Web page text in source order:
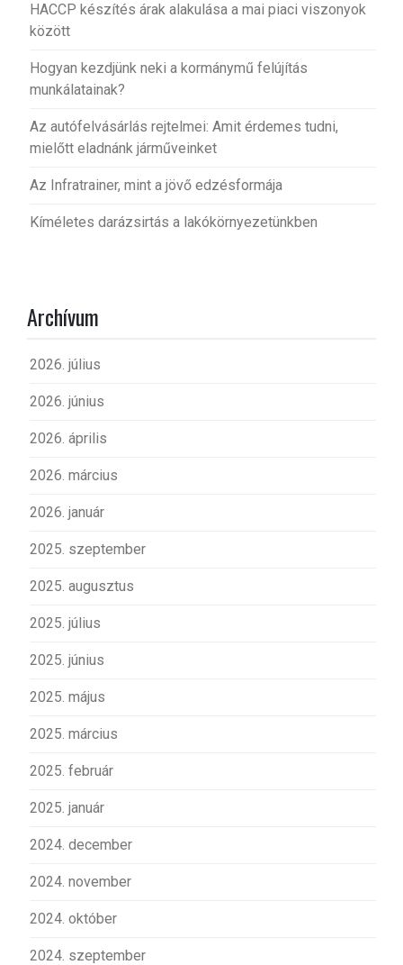
HACCP készítés árak alakulása a mai piaci viszonyok
között
Hogyan kezdjünk neki a kormánymű felújítás
munkálatainak?
Az autófelvásárlás rejtelmei: Amit érdemes tudni,
mielőtt eladnánk járműveinket
Az Infratrainer, mint a jövő edzésformája
Kíméletes darázsirtás a lakókörnyezetünkben
Archívum
2026. július
2026. június
2026. április
2026. március
2026. január
2025. szeptember
2025. augusztus
2025. július
2025. június
2025. május
2025. március
2025. február
2025. január
2024. december
2024. november
2024. október
2024. szeptember